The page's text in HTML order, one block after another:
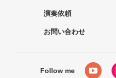
演奏依頼
お問い合わせ